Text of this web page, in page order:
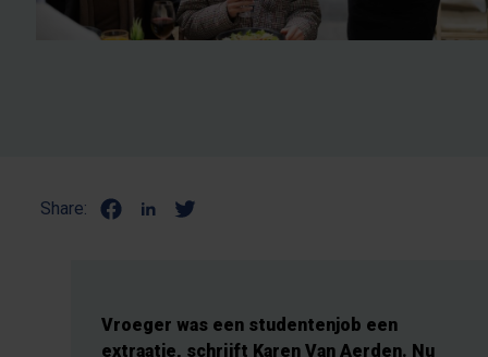
Share:
Vroeger was een studentenjob een
extraatje, schrijft Karen Van Aerden. Nu